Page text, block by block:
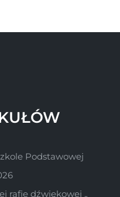
Podstawowej
rafie dźwiękowej „